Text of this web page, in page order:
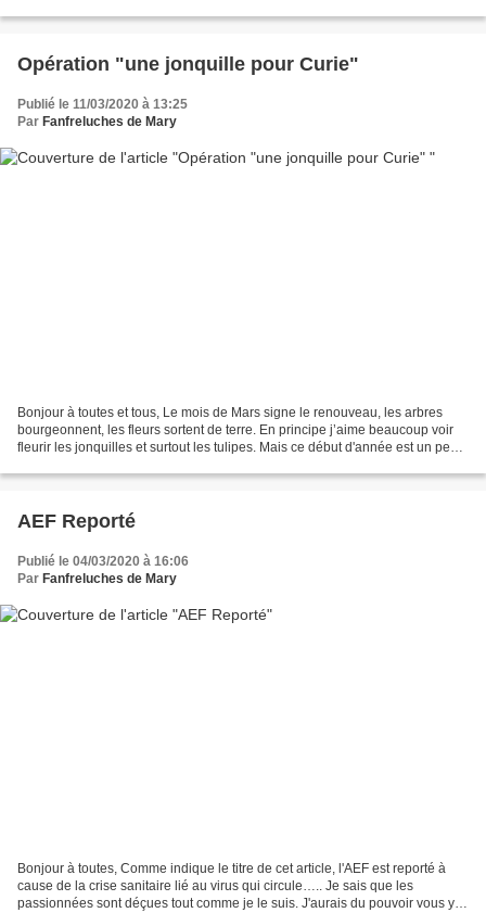
Opération "une jonquille pour Curie"
Publié le 11/03/2020 à 13:25
Par Fanfreluches de Mary
Bonjour à toutes et tous, Le mois de Mars signe le renouveau, les arbres
bourgeonnent, les fleurs sortent de terre. En principe j’aime beaucoup voir
fleurir les jonquilles et surtout les tulipes. Mais ce début d'année est un peu
AEF Reporté
Publié le 04/03/2020 à 16:06
Par Fanfreluches de Mary
Bonjour à toutes, Comme indique le titre de cet article, l'AEF est reporté à
cause de la crise sanitaire lié au virus qui circule….. Je sais que les
passionnées sont déçues tout comme je le suis. J'aurais du pouvoir vous y